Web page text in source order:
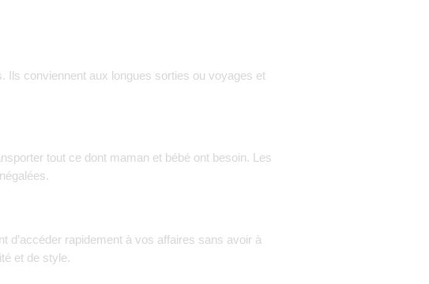
Ils conviennent aux longues sorties ou voyages et
tout ce dont maman et bébé ont besoin. Les
d’accéder rapidement à vos affaires sans avoir à
et de style.